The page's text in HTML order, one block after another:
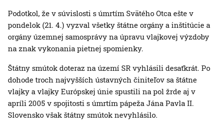
Podotkol, že v súvislosti s úmrtím Svätého Otca ešte v
pondelok (21. 4.) vyzval všetky štátne orgány a inštitúcie a
orgány územnej samosprávy na úpravu vlajkovej výzdoby
na znak vykonania pietnej spomienky.
Štátny smútok doteraz na území SR vyhlásili desaťkrát. Po
dohode troch najvyšších ústavných činiteľov sa štátne
vlajky a vlajky Európskej únie spustili na pol žrde aj v
apríli 2005 v spojitosti s úmrtím pápeža Jána Pavla II.
Slovensko však štátny smútok nevyhlásilo.